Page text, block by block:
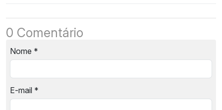
0 Comentário
Nome *
E-mail *